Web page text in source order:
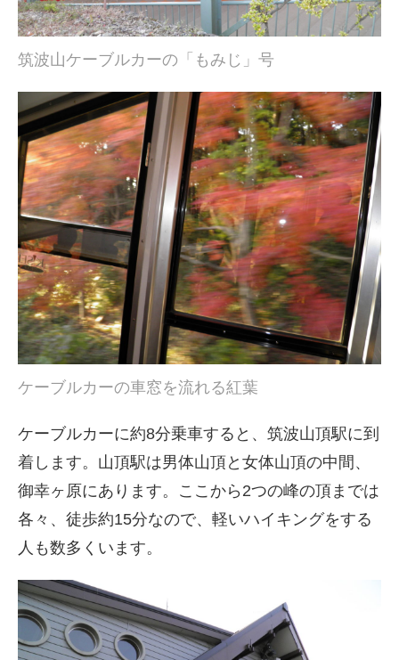
筑波山ケーブルカーの「もみじ」号
ケーブルカーの車窓を流れる紅葉
ケーブルカーに約8分乗車すると、筑波山頂駅に到
着します。山頂駅は男体山頂と女体山頂の中間、
御幸ヶ原にあります。ここから2つの峰の頂までは
各々、徒歩約15分なので、軽いハイキングをする
人も数多くいます。